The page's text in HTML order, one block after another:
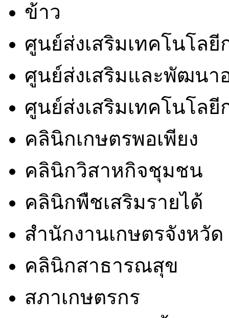
ข้าว
ศูนย์ส่งเสริมเทคโนโล
ศูนย์ส่งเสริมและพัฒนา
ศูนย์ส่งเสริมเทคโนโล
คลินิกเกษตรพอเพียง
คลินิกวิสาหกิจชุมชน
คลินิกพืชเสริมรายได้
สำนักงานเกษตรจังหวัด
คลินิกสาธารณสุข
สภาเกษตรกร